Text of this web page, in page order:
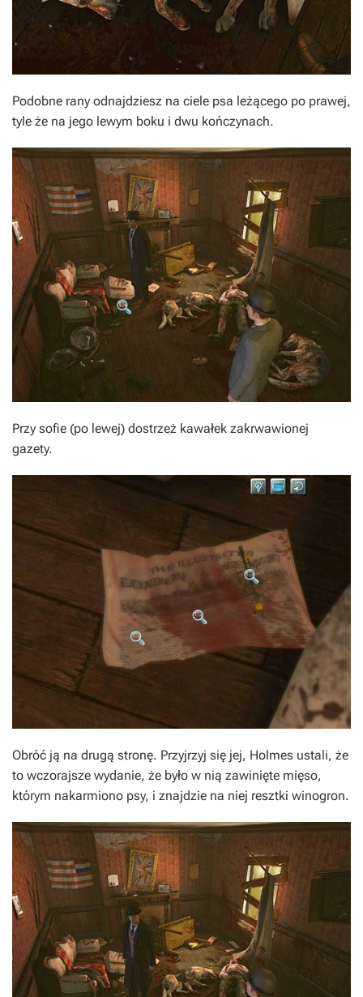
Podobne rany odnajdziesz na ciele psa leżącego po prawej,
tyle że na jego lewym boku i dwu kończynach.
Przy sofie (po lewej) dostrzeż kawałek zakrwawionej
gazety.
Obróć ją na drugą stronę. Przyjrzyj się jej, Holmes ustali, że
to wczorajsze wydanie, że było w nią zawinięte mięso,
którym nakarmiono psy, i znajdzie na niej resztki winogron.